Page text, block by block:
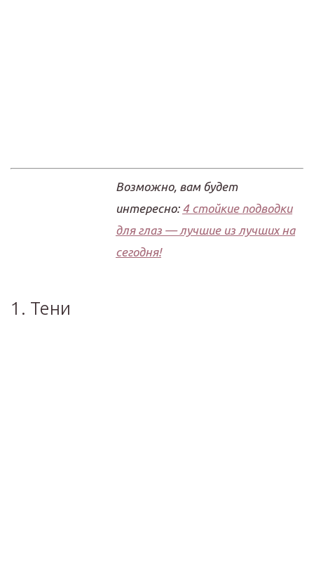
Возможно, вам будет
интересно: 4 стойкие подводки
для глаз — лучшие из лучших на
сегодня!
1. Тени